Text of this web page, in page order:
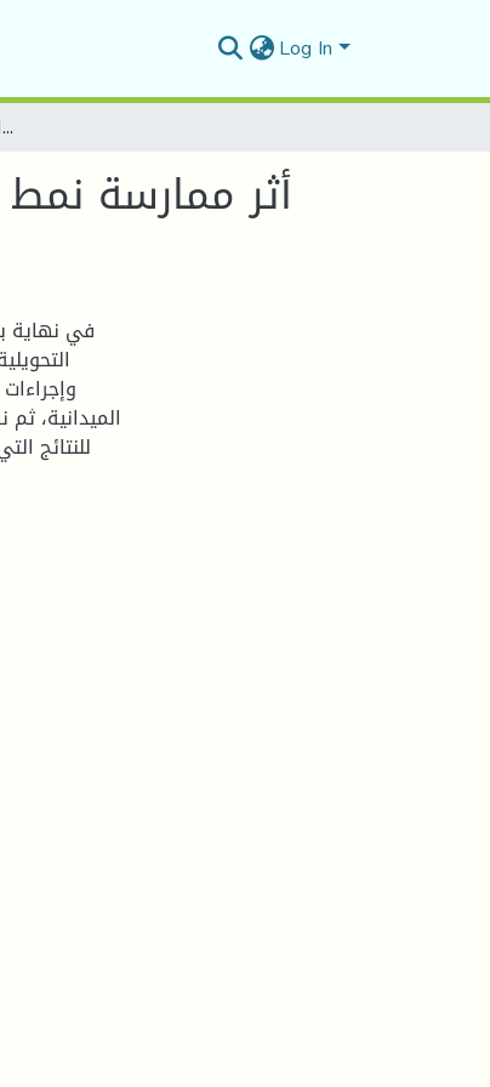
Log In
أثر ممارسة نمط القیادة التحویلیة على الرضا الوظیفي للعاملین بالمسیلة ALGAL+ دراسة میدانیة بمؤسسة
أثر ممارسة نمط
في نهاية
الميدانية،
للنتائج